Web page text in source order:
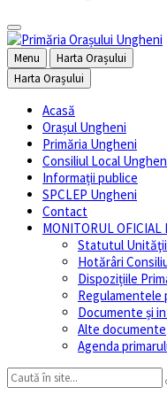
Menu
Harta Orașului
Harta Orașului
Acasă
Orașul Ungheni
Primăria Ungheni
Consiliul Local
Informații publice
SPCLEP Ungheni
Contact
MONITORUL OFICIAL
Statutul
Hotărâri
Dispozițiile
Regulamentele
Documente și
Alte documente
Agenda